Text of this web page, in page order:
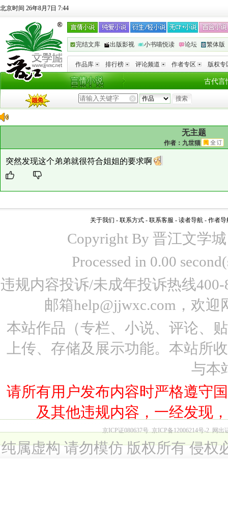
北京时间 26年8月7日 7:44
完结文库 出版影视 小书喵悦读 论坛 繁体版
作品库 排行榜 评论频道 作者专区 版权专
古代言
无主题
作者： 九世猫
突然发现这个弟弟就很符合姐姐的要求啊
关于我们 - 联系方式 - 联系客服 - 读者导航 - 作者导
Copyright By 晋江文学
Processed in 0.00
违规内容投诉/未成年投诉热线
邮箱help@jjwxc.com，欢
本站作品（专栏、小说、评论、
上传、存储及展示功能。本站所
与本
请所有用户发布内容时严格遵守
及其他违规内容，一经发现
京ICP证080637号 京ICP备12006214号-2 网出
纯属虚构 请勿模仿 版权所有 侵权